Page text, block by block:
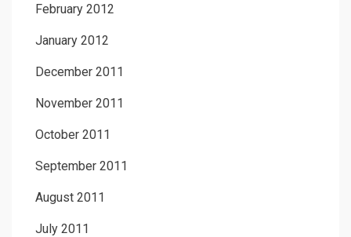
February 2012
January 2012
December 2011
November 2011
October 2011
September 2011
August 2011
July 2011